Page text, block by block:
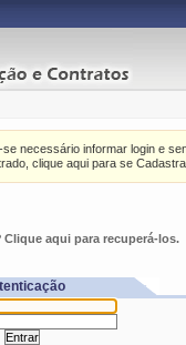
necessário informar login e
clique aqui para se
Clique aqui para recuperá-los.